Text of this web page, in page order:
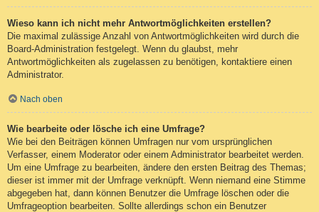
Wieso kann ich nicht mehr Antwortmöglichkeiten erstellen?
Die maximal zulässige Anzahl von Antwortmöglichkeiten wird durch die
Board-Administration festgelegt. Wenn du glaubst, mehr
Antwortmöglichkeiten als zugelassen zu benötigen, kontaktiere einen
Administrator.
Nach oben
Wie bearbeite oder lösche ich eine Umfrage?
Wie bei den Beiträgen können Umfragen nur vom ursprünglichen
Verfasser, einem Moderator oder einem Administrator bearbeitet werden.
Um eine Umfrage zu bearbeiten, ändere den ersten Beitrag des Themas;
dieser ist immer mit der Umfrage verknüpft. Wenn niemand eine Stimme
abgegeben hat, dann können Benutzer die Umfrage löschen oder die
Umfrageoption bearbeiten. Sollte allerdings schon ein Benutzer